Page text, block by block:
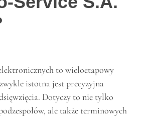
drukowanych
Service S.A.